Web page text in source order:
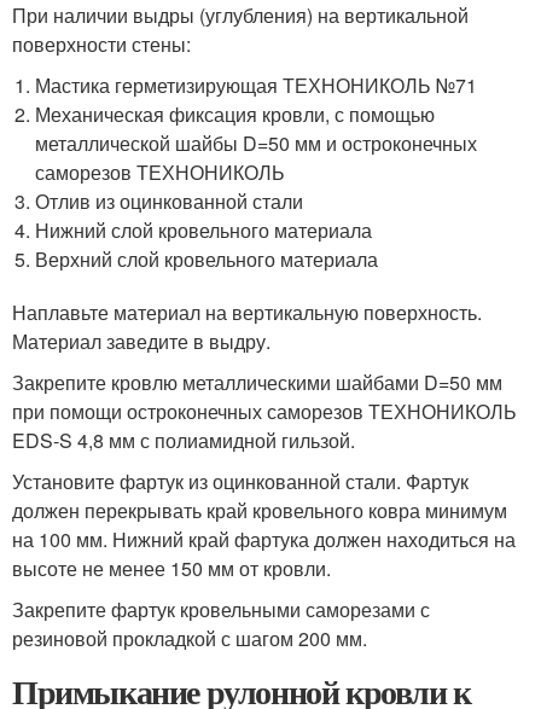
При наличии выдры (углубления) на вертикальной
поверхности стены:
Мастика герметизирующая ТЕХНОНИКОЛЬ №71
Механическая фиксация кровли, с помощью
металлической шайбы D=50 мм и остроконечных
саморезов ТЕХНОНИКОЛЬ
Отлив из оцинкованной стали
Нижний слой кровельного материала
Верхний слой кровельного материала
Наплавьте материал на вертикальную поверхность.
Материал заведите в выдру.
Закрепите кровлю металлическими шайбами D=50 мм
при помощи остроконечных саморезов ТЕХНОНИКОЛЬ
EDS-S 4,8 мм с полиамидной гильзой.
Установите фартук из оцинкованной стали. Фартук
должен перекрывать край кровельного ковра минимум
на 100 мм. Нижний край фартука должен находиться на
высоте не менее 150 мм от кровли.
Закрепите фартук кровельными саморезами с
резиновой прокладкой с шагом 200 мм.
Примыкание рулонной кровли к